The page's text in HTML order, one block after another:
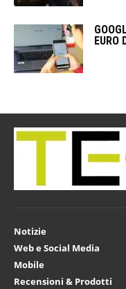
EURO
Notizie
Web e Social Media
Mobile
Recensioni & Prodotti